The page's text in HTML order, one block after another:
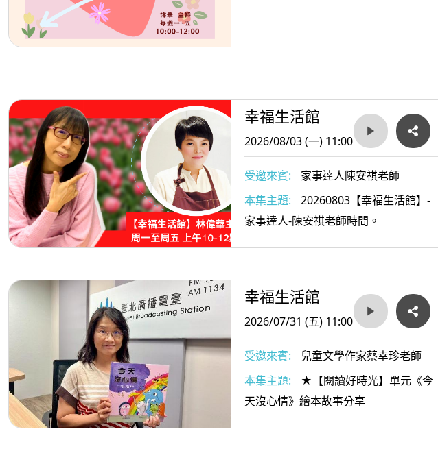
幸福生活館
2026/08/03 (一) 11:00
受邀來賓:
家事達人陳安祺老師
本集主題:
20260803【幸福生活館】-
家事達人-陳安祺老師時間。
幸福生活館
2026/07/31 (五) 11:00
受邀來賓:
兒童文學作家蔡幸珍老師
本集主題:
★【閱讀好時光】單元《今
天沒心情》繪本故事分享